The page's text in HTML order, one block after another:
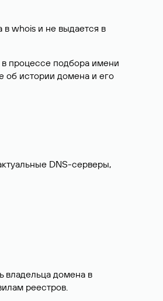
whois и не выдается в
процессе подбора имени
об истории домена и его
DNS-серверы,
владельца домена в
реестров.